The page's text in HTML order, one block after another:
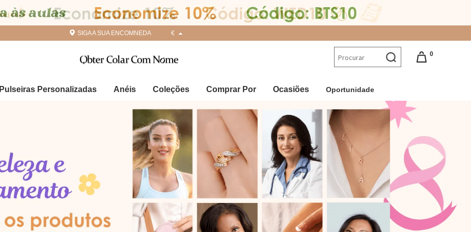
SIGA A SUA ENCOMNEDA €
0
Pulseiras Personalizadas Anéis Coleções Comprar Por Ocasiões Oportunidade